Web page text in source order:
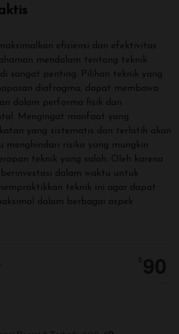
efisiensi dan efektivitas
mendalam tentang teknik
sangat penting. Pilihan teknik yang
diafragma, dapat membawa
dalam performa fisik dan
Mengingat manfaat yang
yang sistematis dan terlatih akan
menghindari risiko yang mungkin
teknik yang salah. Oleh karena
dalam waktu untuk
teknik ini agar dapat
dalam berbagai aspek